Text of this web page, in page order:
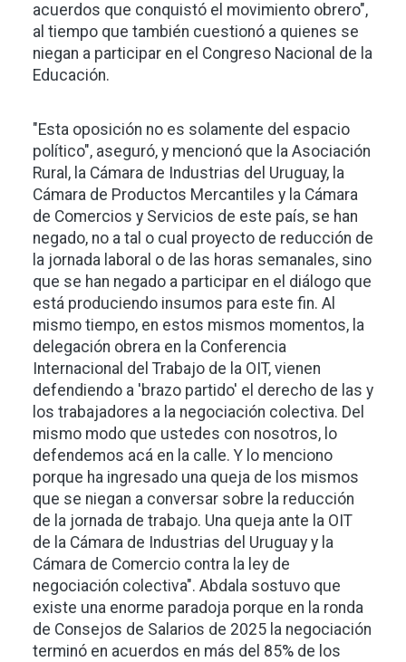
acuerdos que conquistó el movimiento obrero",
al tiempo que también cuestionó a quienes se
niegan a participar en el Congreso Nacional de la
Educación.
"Esta oposición no es solamente del espacio
político", aseguró, y mencionó que la Asociación
Rural, la Cámara de Industrias del Uruguay, la
Cámara de Productos Mercantiles y la Cámara
de Comercios y Servicios de este país, se han
negado, no a tal o cual proyecto de reducción de
la jornada laboral o de las horas semanales, sino
que se han negado a participar en el diálogo que
está produciendo insumos para este fin. Al
mismo tiempo, en estos mismos momentos, la
delegación obrera en la Conferencia
Internacional del Trabajo de la OIT, vienen
defendiendo a 'brazo partido' el derecho de las y
los trabajadores a la negociación colectiva. Del
mismo modo que ustedes con nosotros, lo
defendemos acá en la calle. Y lo menciono
porque ha ingresado una queja de los mismos
que se niegan a conversar sobre la reducción
de la jornada de trabajo. Una queja ante la OIT
de la Cámara de Industrias del Uruguay y la
Cámara de Comercio contra la ley de
negociación colectiva". Abdala sostuvo que
existe una enorme paradoja porque en la ronda
de Consejos de Salarios de 2025 la negociación
terminó en acuerdos en más del 85% de los